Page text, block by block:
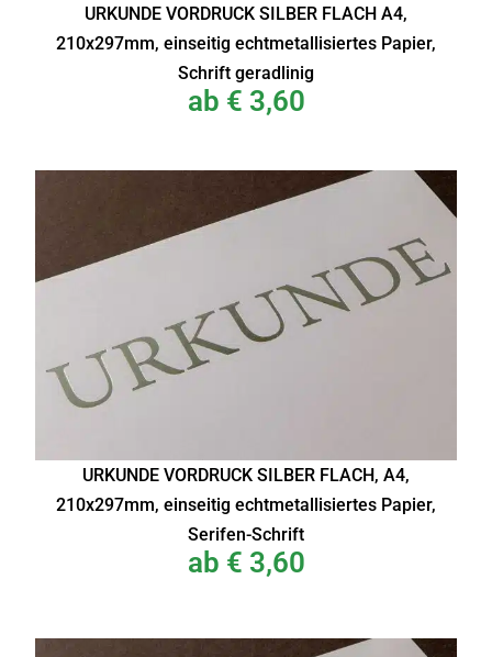
URKUNDE VORDRUCK SILBER FLACH A4,
210x297mm, einseitig echtmetallisiertes Papier,
Schrift geradlinig
ab € 3,60
URKUNDE VORDRUCK SILBER FLACH, A4,
210x297mm, einseitig echtmetallisiertes Papier,
Serifen-Schrift
ab € 3,60